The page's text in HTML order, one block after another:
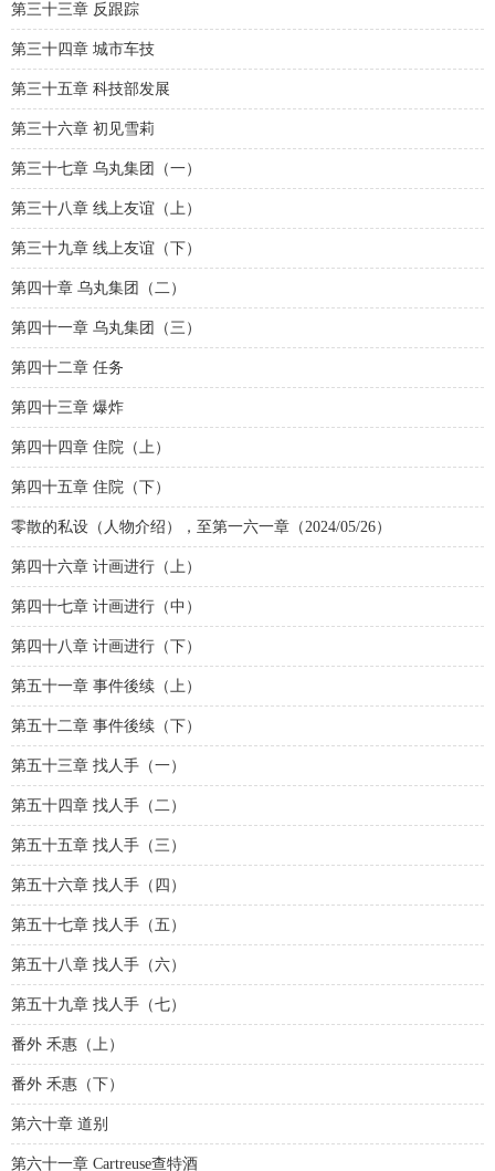
第三十三章 反跟踪
第三十四章 城市车技
第三十五章 科技部发展
第三十六章 初见雪莉
第三十七章 乌丸集团（一）
第三十八章 线上友谊（上）
第三十九章 线上友谊（下）
第四十章 乌丸集团（二）
第四十一章 乌丸集团（三）
第四十二章 任务
第四十三章 爆炸
第四十四章 住院（上）
第四十五章 住院（下）
零散的私设（人物介绍），至第一六一章（2024/05/26）
第四十六章 计画进行（上）
第四十七章 计画进行（中）
第四十八章 计画进行（下）
第五十一章 事件後续（上）
第五十二章 事件後续（下）
第五十三章 找人手（一）
第五十四章 找人手（二）
第五十五章 找人手（三）
第五十六章 找人手（四）
第五十七章 找人手（五）
第五十八章 找人手（六）
第五十九章 找人手（七）
番外 禾惠（上）
番外 禾惠（下）
第六十章 道别
第六十一章 Cartreuse查特酒